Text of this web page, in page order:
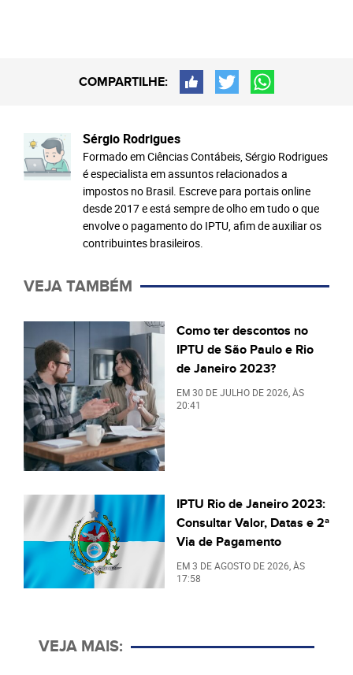
COMPARTILHE:
Sérgio Rodrigues
Formado em Ciências Contábeis, Sérgio Rodrigues
é especialista em assuntos relacionados a
impostos no Brasil. Escreve para portais online
desde 2017 e está sempre de olho em tudo o que
envolve o pagamento do IPTU, afim de auxiliar os
contribuintes brasileiros.
VEJA TAMBÉM
Como ter descontos no
IPTU de São Paulo e Rio
de Janeiro 2023?
EM30 DE JULHO DE 2026 , ÀS
20:41
IPTU Rio de Janeiro 2023:
Consultar Valor, Datas e 2ª
Via de Pagamento
EM3 DE AGOSTO DE 2026 , ÀS
17:58
VEJA MAIS: